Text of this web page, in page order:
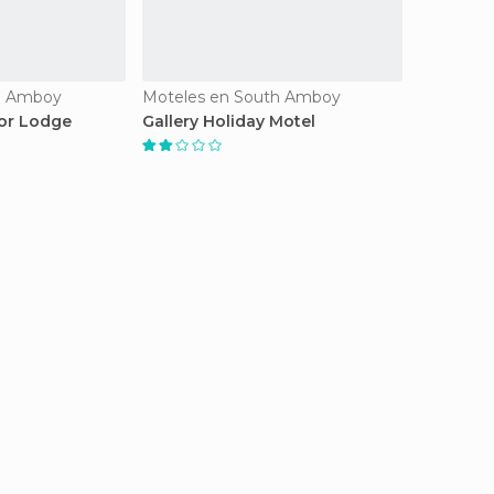
Amboy
Lodge
Moteles en South Amboy
Gallery Holiday Motel